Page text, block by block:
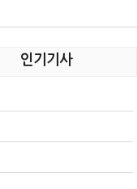
인기기사